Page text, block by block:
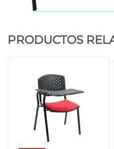
PRODUCTOS